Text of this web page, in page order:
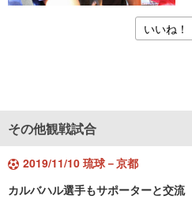
いいね！
その他観戦試合
2019/11/10 琉球－京都
カルバハル選手もサポーターと交流